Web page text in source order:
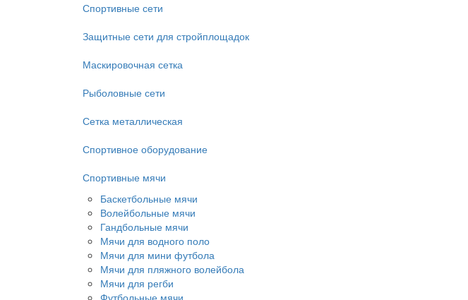
Спортивные сети
Защитные сети для стройплощадок
Маскировочная сетка
Рыболовные сети
Сетка металлическая
Спортивное оборудование
Спортивные мячи
Баскетбольные мячи
Волейбольные мячи
Гандбольные мячи
Мячи для водного поло
Мячи для мини футбола
Мячи для пляжного волейбола
Мячи для регби